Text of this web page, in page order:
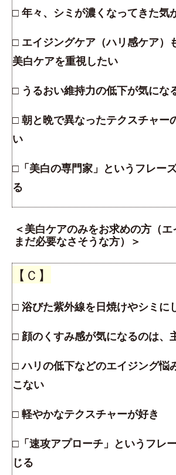
□ 年々、シミが濃くなってきた気
□ エイジングケア（ハリ感ケア）
美白ケアを重視したい
□ うるおい維持力の低下が気にな
□ 朝と晩で異なったテクスチャー
い
□「美白の専門家」というフレー
る
＜美白ケアのみをお求めの方（
まだ必要なさそうな方）＞
【Ｃ】
□ 浴びた紫外線を日焼けやシミに
□ 顔のくすみ感が気になるのは、
□ ハリの低下などのエイジング悩
こない
□ 軽やかなテクスチャーが好き
□「速攻アプローチ」というフレ
じる